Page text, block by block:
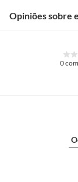
Opiniões sobre
0